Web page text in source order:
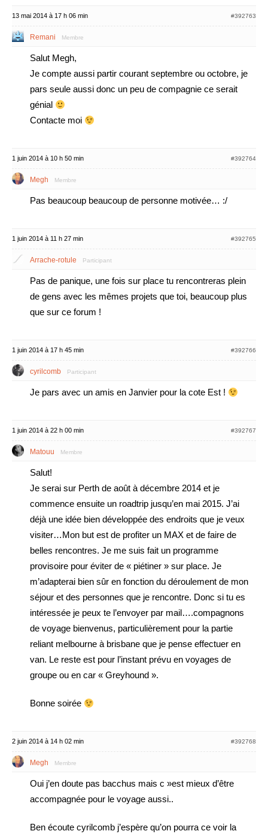
13 mai 2014 à 17 h 06 min #392763
Remani Membre
Salut Megh,
Je compte aussi partir courant septembre ou octobre, je
pars seule aussi donc un peu de compagnie ce serait
génial
Contacte moi
1 juin 2014 à 10 h 50 min #392764
Megh Membre
Pas beaucoup beaucoup de personne motivée… :/
1 juin 2014 à 11 h 27 min #392765
Arrache-rotule Participant
Pas de panique, une fois sur place tu rencontreras plein
de gens avec les mêmes projets que toi, beaucoup plus
que sur ce forum !
1 juin 2014 à 17 h 45 min #392766
cyrilcomb Participant
Je pars avec un amis en Janvier pour la cote Est !
1 juin 2014 à 22 h 00 min #392767
Matouu Membre
Salut!
Je serai sur Perth de août à décembre 2014 et je
commence ensuite un roadtrip jusqu’en mai 2015. J’ai
déjà une idée bien développée des endroits que je veux
visiter…Mon but est de profiter un MAX et de faire de
belles rencontres. Je me suis fait un programme
provisoire pour éviter de « piétiner » sur place. Je
m’adapterai bien sûr en fonction du déroulement de mon
séjour et des personnes que je rencontre. Donc si tu es
intéressée je peux te l’envoyer par mail….compagnons
de voyage bienvenus, particulièrement pour la partie
reliant melbourne à brisbane que je pense effectuer en
van. Le reste est pour l’instant prévu en voyages de
groupe ou en car « Greyhound ».
Bonne soirée
2 juin 2014 à 14 h 02 min #392768
Megh Membre
Oui j’en doute pas bacchus mais c »est mieux d’être
accompagnée pour le voyage aussi..
Ben écoute cyrilcomb j’espère qu’on pourra ce voir la